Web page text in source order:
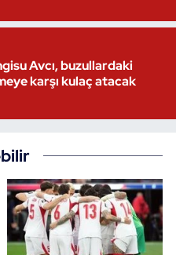
Avcı, buzullardaki
karşı kulaç atacak